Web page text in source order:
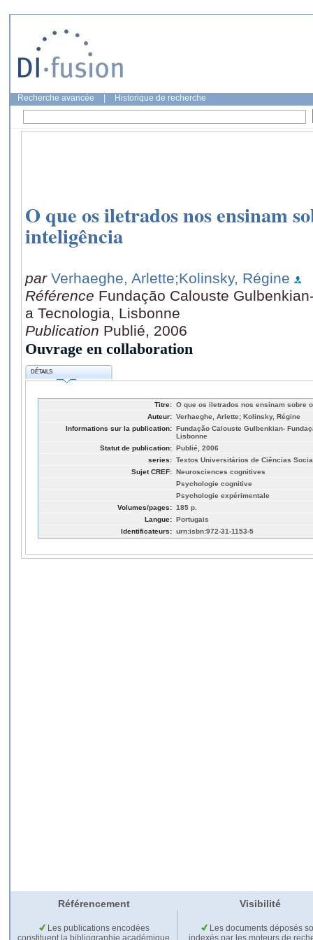
Recherche avancée Historique de recherche
O que os iletrados nos ensinam
inteligência
par Verhaeghe, Arlette;Kolinsky, Régine
Référence Fundação Calouste
a Tecnologia, Lisbonne
Publication Publié, 2006
Ouvrage en collaboration
DÉTAILS
Titre: O que os iletrados nos ensinam sobre
Auteur: Verhaeghe, Arlette; Kolinsky, Régine
Informations sur la publication: Fundação Calouste Gulbenkian-
Lisbonne
Statut de publication: Publié, 2006
series: Textos Universitários de Ciências
Sujet CREF: Neurosciences cognitives
Psychologie cognitive
Psychologie expérimentale
Volumes/pages: 185 p.
Langue: Portugais
Identificateurs: urn:isbn:972-31-1153-5
Référencement Visibilité
Les publications encodées
Les documents déposés